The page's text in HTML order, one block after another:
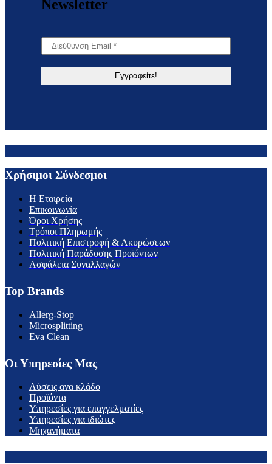
Newsletter
Χρήσιμοι Σύνδεσμοι
H Εταιρεία
Επικοινωνία
Όροι Χρήσης
Τρόποι Πληρωμής
Πολιτική Επιστροφή & Ακυρώσεων
Πολιτική Παράδοσης Προϊόντων
Ασφάλεια Συναλλαγών
Top Brands
Allerg-Stop
Microsplitting
Eva Clean
Οι Υπηρεσίες Μας
Λύσεις ανα κλάδο
Προϊόντα
Υπηρεσίες για επαγγελματίες
Υπηρεσίες για ιδιώτες
Μηχανήματα